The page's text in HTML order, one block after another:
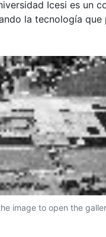
Icesi es un
la tecnología que
image to open the